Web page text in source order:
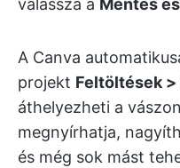
válassza a Mentés
A Canva
projekt Feltöltések
áthelyezheti a
megnyírhatja,
és még sok mást